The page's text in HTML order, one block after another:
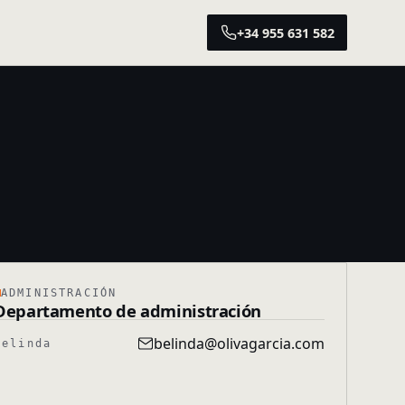
+34 955 631 582
ADMINISTRACIÓN
de administración
belinda@olivagarcia.com